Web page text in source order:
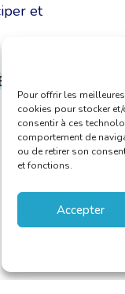
Pour offrir les
cookies pour stocker
consentir à ces
comportement de
ou de retirer son
et fonctions.
Accepter
et